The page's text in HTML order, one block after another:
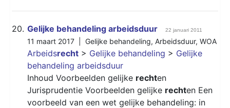
20. Gelijke behandeling arbeidsduur 22 januari 2011
11 maart 2017 | Gelijke behandeling, Arbeidsduur, WOA
Arbeidsrecht > Gelijke behandeling > Gelijke
behandeling arbeidsduur
Inhoud Voorbeelden gelijke rechten
Jurisprudentie Voorbeelden gelijke rechten Een
voorbeeld van een wet gelijke behandeling: in